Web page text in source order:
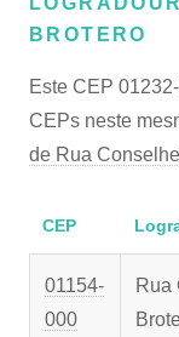
BROTERO
Este CEP
CEPs neste
de Rua
CEP
01154-
000
Rua